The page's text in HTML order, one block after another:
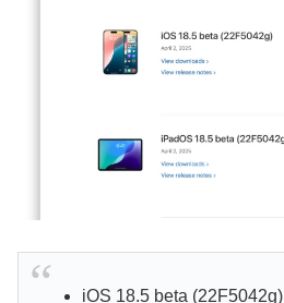
iOS 18.5 beta (22F5042g)